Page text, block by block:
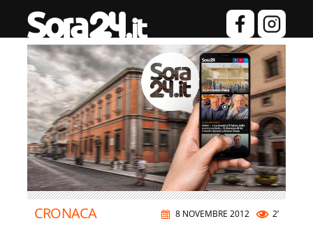
8 NOVEMBRE 2012 2’
CRONACA